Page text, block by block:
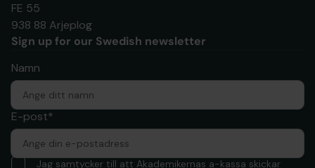
FE 55
938 88 Arjeplog
Sign up for our Swedish newsletter
Namn
E-post*
Jag samtycker till att Akademikernas a-kassa skickar